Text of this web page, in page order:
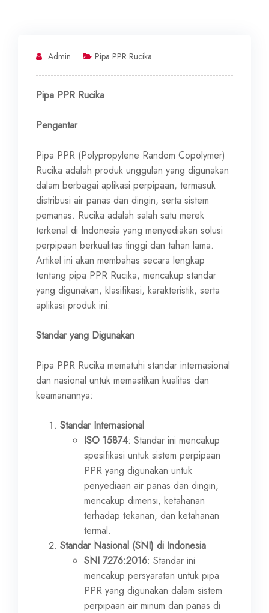
Admin Pipa PPR Rucika
Pipa PPR Rucika
Pengantar
Pipa PPR (Polypropylene Random Copolymer)
Rucika adalah produk unggulan yang digunakan
dalam berbagai aplikasi perpipaan, termasuk
distribusi air panas dan dingin, serta sistem
pemanas. Rucika adalah salah satu merek
terkenal di Indonesia yang menyediakan solusi
perpipaan berkualitas tinggi dan tahan lama.
Artikel ini akan membahas secara lengkap
tentang pipa PPR Rucika, mencakup standar
yang digunakan, klasifikasi, karakteristik, serta
aplikasi produk ini.
Standar yang Digunakan
Pipa PPR Rucika mematuhi standar internasional
dan nasional untuk memastikan kualitas dan
keamanannya:
Standar Internasional
ISO 15874: Standar ini mencakup
spesifikasi untuk sistem perpipaan
PPR yang digunakan untuk
penyediaan air panas dan dingin,
mencakup dimensi, ketahanan
terhadap tekanan, dan ketahanan
termal.
Standar Nasional (SNI) di Indonesia
SNI 7276:2016: Standar ini
mencakup persyaratan untuk pipa
PPR yang digunakan dalam sistem
perpipaan air minum dan panas di